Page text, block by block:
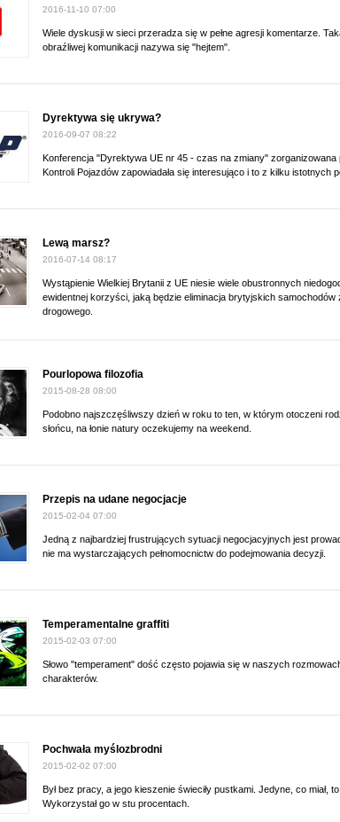
2016-11-10 07:00
Wiele dyskusji w sieci przeradza się w pełne agresji komentarze.
obraźliwej komunikacji nazywa się "hejtem".
Dyrektywa się ukrywa?
2016-09-07 08:22
Konferencja "Dyrektywa UE nr 45 - czas na zmiany"
Kontroli Pojazdów zapowiadała się interesująco i to z kilku istotnych
Lewą marsz?
2016-07-14 08:17
Wystąpienie Wielkiej Brytanii z UE niesie wiele obustronnych
ewidentnej korzyści, jaką będzie eliminacja brytyjskich samochodów
drogowego.
Pourlopowa filozofia
2015-08-28 08:00
Podobno najszczęśliwszy dzień w roku to ten, w którym otoczeni
słońcu, na łonie natury oczekujemy na weekend.
Przepis na udane negocjacje
2015-02-04 07:00
Jedną z najbardziej frustrujących sytuacji negocjacyjnych jest
nie ma wystarczających pełnomocnictw do podejmowania decyzji.
Temperamentalne graffiti
2015-02-03 07:00
Słowo "temperament" dość często pojawia się w naszych
charakterów.
Pochwała myślozbrodni
2015-02-02 07:00
Był bez pracy, a jego kieszenie świeciły pustkami. Jedyne, co miał,
Wykorzystał go w stu procentach.